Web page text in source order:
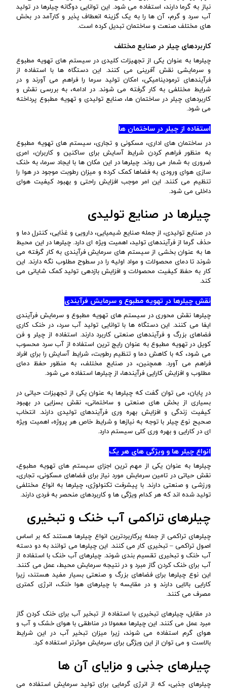
نیاز به گرما دارند، استفاده می شود. این توانایی دوگانه چیلرها در تولید
آب سرد و گرم، آن ها را به یک گزینه انعطاف پذیر و کارآمد در بخش
های مختلف صنعت و ساختمان تبدیل کرده است.
کاربردهای چیلر در صنایع مختلف
چیلرها به عنوان یکی از تجهیزات کلیدی در سیستم های تهویه مطبوع
و سرمایشی نقش آفرینی می کنند. این دستگاه ها با استفاده از
فرآیندهای ترمودینامیکی، امکان تولید سرما را فراهم می آورند و در
شرایط مختلفی به کار گرفته می شوند. در ادامه، به بررسی نقش و
کاربردهای چیلر در ساختمان ها، صنایع تولیدی و تهویه مطبوع پرداخته
می شود.
استفاده از چیلر در ساختمان ها
در ساختمان های اداری، مسکونی و تجاری، سیستم های تهویه مطبوع
به منظور فراهم کردن شرایط آسایش برای ساکنین و کاربران، امری
ضروری به شمار می روند. چیلرها در این مکان ها با ایجاد سرما، به خنک
سازی هوای ورودی به فضاها کمک کرده و میزان رطوبت موجود در هوا را
تنظیم می کنند. این امر موجب افزایش راحتی و بهبود کیفیت هوای
داخلی می شود.
چیلرها در صنایع تولیدی
در صنایع تولیدی، از جمله صنایع شیمیایی، دارویی و غذایی، کنترل دما و
حذف گرما از فرآیندهای تولید، اهمیت ویژه ای دارد. چیلرها در این محیط
ها به عنوان بخشی از سیستم های سرمایش فرآیندی به کار گرفته می
شوند تا دمای محصولات و مواد اولیه را در سطوح مطلوب نگه دارند. این
کار به حفظ کیفیت محصولات و افزایش بازدهی تولید کمک شایانی می
کند.
نقش چیلرها در تهویه مطبوع و سرمایش فرآیندی
چیلرها نقش محوری در سیستم های تهویه مطبوع و سرمایش فرآیندی
ایفا می کنند. این دستگاه ها با توانایی تولید آب سرد، در خنک کاری
فضاهای بزرگ و فرآیندهای صنعتی کاربرد دارند. استفاده از چیلر و فن
کویل در تهویه مطبوع به عنوان رایج ترین استفاده از آب سرد محسوب
می شود، که با کاهش دما و تنظیم رطوبت، شرایط آسایش را برای افراد
فراهم می آورد. همچنین، در صنایع مختلف، به منظور حفظ دمای
مطلوب و افزایش کارایی فرآیندها، از چیلرها استفاده می شود.
در پایان، می توان گفت که چیلرها به عنوان یکی از تجهیزات حیاتی در
بسیاری از بخش های صنعتی و ساختمانی، نقش بسزایی در بهبود
کیفیت زندگی و افزایش بهره وری فرآیندهای تولیدی دارند. انتخاب
صحیح نوع چیلر با توجه به نیازها و شرایط خاص هر پروژه، اهمیت ویژه
ای در کارایی و بهره وری کلی سیستم دارد.
انواع چیلر ها و ویژگی های هر یک
چیلرها به عنوان یکی از مهم ترین اجزای سیستم های تهویه مطبوع،
نقش حیاتی در تامین سرمایش مورد نیاز برای فضاهای مسکونی، تجاری،
ورزشی و صنعتی دارند. با پیشرفت تکنولوژی، چیلرها به انواع مختلفی
تولید شده اند که هر کدام ویژگی ها و کاربردهای منحصر به فردی دارند.
چیلرهای تراکمی آب خنک و تبخیری
چیلرهای تراکمی از جمله پرکاربردترین انواع چیلرها هستند که بر اساس
اصول تراکمی – تبخیری کار می کنند. این چیلرها می توانند به دو دسته
آب خنک و تبخیری تقسیم بندی شوند. چیلرهای آب خنک با استفاده از
آب برای خنک کردن گاز مبرد و در نتیجه سرمایش محیط، عمل می کنند.
این نوع چیلرها برای فضاهای بزرگ و صنعتی بسیار مفید هستند، زیرا
کارایی بالایی دارند و در مقایسه با چیلرهای هوا خنک، انرژی کمتری
مصرف می کنند.
در مقابل، چیلرهای تبخیری با استفاده از تبخیر آب برای خنک کردن گاز
مبرد عمل می کنند. این چیلرها معمولا در مناطقی با هوای خشک و آب و
هوای گرم استفاده می شوند، زیرا میزان تبخیر آب در این شرایط
بالاست و می توان از این ویژگی برای سرمایش موثرتر استفاده کرد.
چیلرهای جذبی و مزایای آن ها
چیلرهای جذبی، که از انرژی گرمایی برای تولید سرمایش استفاده می